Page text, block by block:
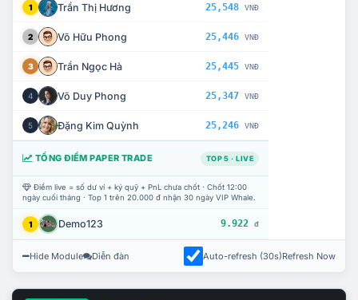
1 Trần Thị Hương 25,548 VNĐ
2 Võ Hữu Phong 25,446 VNĐ
3 Trần Ngọc Hà 25,445 VNĐ
4 Võ Duy Phong 25,347 VNĐ
5 Đặng Kim Quỳnh 25,246 VNĐ
TỔNG ĐIỂM PAPER TRADE TOP 5 · LIVE
Điểm live = số dư ví + ký quỹ + PnL chưa chốt · Chốt 12:00
ngày cuối tháng · Top 1 trên 20.000 đ nhận 30 ngày VIP Whale.
1 Demo123 9.922 đ
Hide Module Diễn đàn Auto-refresh (30s)Refresh Now